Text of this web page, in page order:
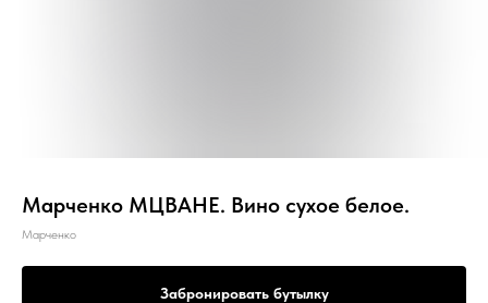
Марченко МЦВАНЕ. Вино сухое белое.
Марченко
Забронировать бутылку